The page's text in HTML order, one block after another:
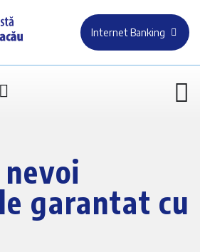
Internet Banking
garantat cu